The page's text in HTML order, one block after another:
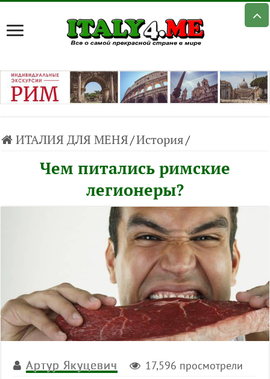
ИТАЛИЯ ДЛЯ МЕНЯ/История/
Чем питались римские
легионеры?
Артур Якуцевич 17,596 просмотрели